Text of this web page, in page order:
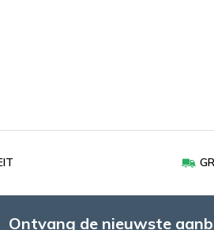
Ontvang de nieuwste